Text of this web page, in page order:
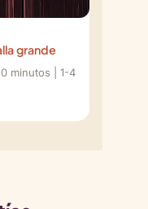
grande
minutos | 1-4